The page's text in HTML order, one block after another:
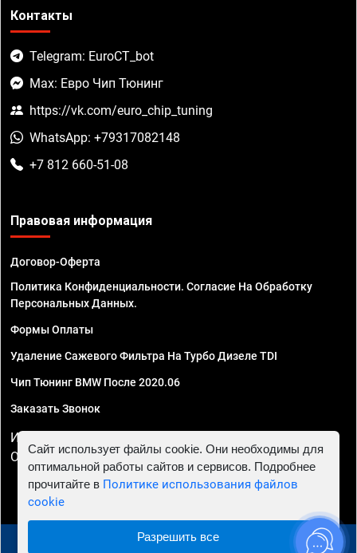
Контакты
Telegram: EuroCT_bot
Max: Евро Чип Тюнинг
https://vk.com/euro_chip_tuning
WhatsApp: +79317082148
+7 812 660-51-08
Правовая информация
Договор-Оферта
Политика Конфиденциальности. Согласие На Обработку
Персональных Данных.
Формы Оплаты
Удаление Сажевого Фильтра На Турбо Дизеле TDI
Чип Тюнинг BMW После 2020.06
Заказать Звонок
ИП Смирнов Георгий Павлович. ИНН 781302555843,
ОГРНИП 324470400032610
© 2010 - 2026 Чип тюнинг в Санкт-Петербурге -
Сайт использует файлы cookie. Они необходимы для
оптимальной работы сайтов и сервисов. Подробнее
прочитайте в Политике использования файлов
cookie
Разрешить все